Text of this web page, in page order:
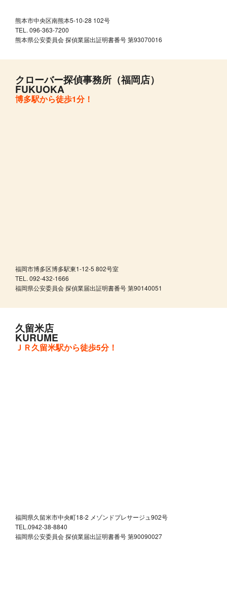
熊本市中央区南熊本5-10-28 102号
TEL. 096-363-7200
熊本県公安委員会 探偵業届出証明書番号 第93070016
クローバー探偵事務所（福岡店）
FUKUOKA
博多駅から徒歩1分！
福岡市博多区博多駅東1-12-5 802号室
TEL. 092-432-1666
福岡県公安委員会 探偵業届出証明書番号 第90140051
久留米店
KURUME
ＪＲ久留米駅から徒歩5分！
福岡県久留米市中央町18-2 メゾンドプレサージュ902号
TEL.0942-38-8840
福岡県公安委員会 探偵業届出証明書番号 第90090027